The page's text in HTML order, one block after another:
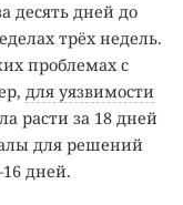
десять дней до
трёх недель.
проблемах с
для уязвимости
расти за 18 дней
для решений
дней.